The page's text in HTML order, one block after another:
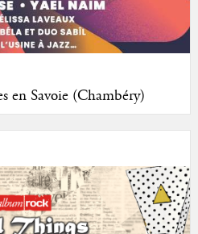
en Savoie (Chambéry)